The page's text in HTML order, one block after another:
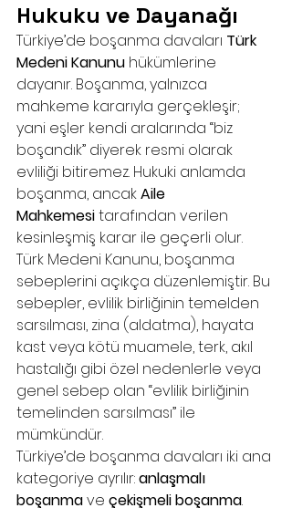
Hukuku ve Dayanağı
Türkiye’de boşanma davaları Türk
Medeni Kanunu hükümlerine
dayanır. Boşanma, yalnızca
mahkeme kararıyla gerçekleşir;
yani eşler kendi aralarında “biz
boşandık” diyerek resmi olarak
evliliği bitiremez. Hukuki anlamda
boşanma, ancak Aile
Mahkemesi tarafından verilen
kesinleşmiş karar ile geçerli olur.
Türk Medeni Kanunu, boşanma
sebeplerini açıkça düzenlemiştir. Bu
sebepler, evlilik birliğinin temelden
sarsılması, zina (aldatma), hayata
kast veya kötü muamele, terk, akıl
hastalığı gibi özel nedenlerle veya
genel sebep olan “evlilik birliğinin
temelinden sarsılması” ile
mümkündür.
Türkiye’de boşanma davaları iki ana
kategoriye ayrılır: anlaşmalı
boşanma ve çekişmeli boşanma.